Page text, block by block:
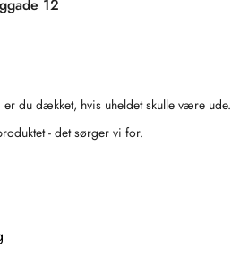
12
du dækket, hvis uheldet skulle være ude.
- det sørger vi for.